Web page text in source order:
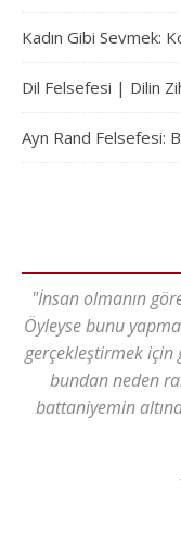
Kadın Gibi Sevmek:
Dil Felsefesi | Dilin
Ayn Rand Felsefesi:
"İnsan olmanın
Öyleyse bunu
gerçekleştirmek için
bundan neden
battaniyemin